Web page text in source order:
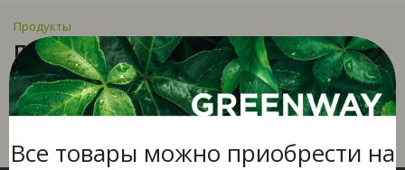
Продукты
ПОЛИГРАФИЯ
Все товары можно приобрести на